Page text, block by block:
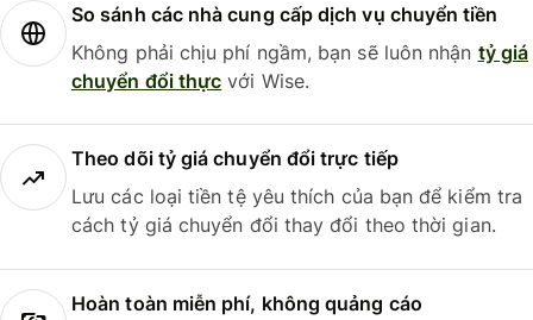
So sánh các nhà cung cấp dịch vụ chuyển tiền
Không phải chịu phí ngầm, bạn sẽ luôn nhận tỷ giá
chuyển đổi thực với Wise.
Theo dõi tỷ giá chuyển đổi trực tiếp
Lưu các loại tiền tệ yêu thích của bạn để kiểm tra
cách tỷ giá chuyển đổi thay đổi theo thời gian.
Hoàn toàn miễn phí, không quảng cáo